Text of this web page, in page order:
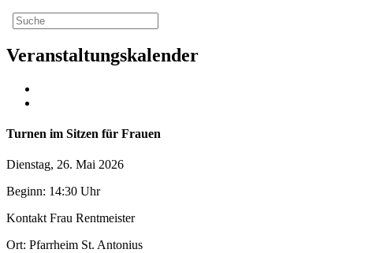
Veranstaltungskalender
Turnen im Sitzen für Frauen
Dienstag, 26. Mai 2026
Beginn: 14:30 Uhr
Kontakt Frau Rentmeister
Ort: Pfarrheim St. Antonius